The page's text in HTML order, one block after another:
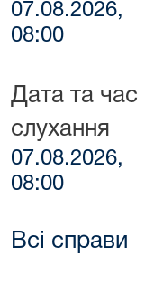
07.08.2026,
08:00
Дата та час
слухання
07.08.2026,
08:00
Всі справи